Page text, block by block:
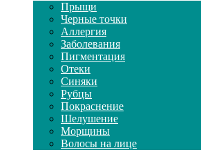
Прыщи
Черные точки
Аллергия
Заболевания
Пигментация
Отеки
Синяки
Рубцы
Покраснение
Шелушение
Морщины
Волосы на лице